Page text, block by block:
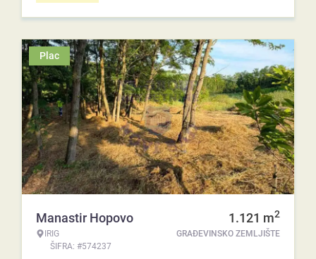
Plac
Manastir Hopovo
IRIG
ŠIFRA: #574237
1.121 m2
GRAĐEVINSKO ZEMLJIŠTE